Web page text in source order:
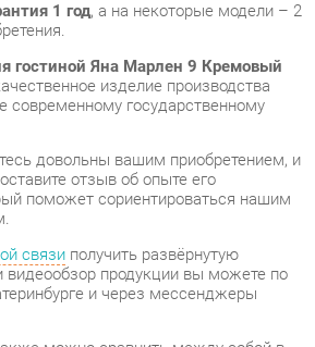
довольны вашим приобретением, и
отзыв об опыте его
поможет сориентироваться нашим
связиполучить развёрнутую
продукции вы можете по
и через мессенджеры
можно сравнить между собой в
Комплект мебели для гостиной Яна
склада в г. Екатеринбург. Полный
смотрите на странице